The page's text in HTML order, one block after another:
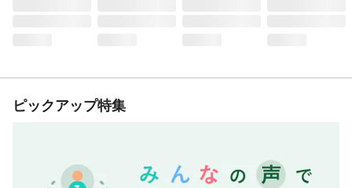
ピックアップ特集